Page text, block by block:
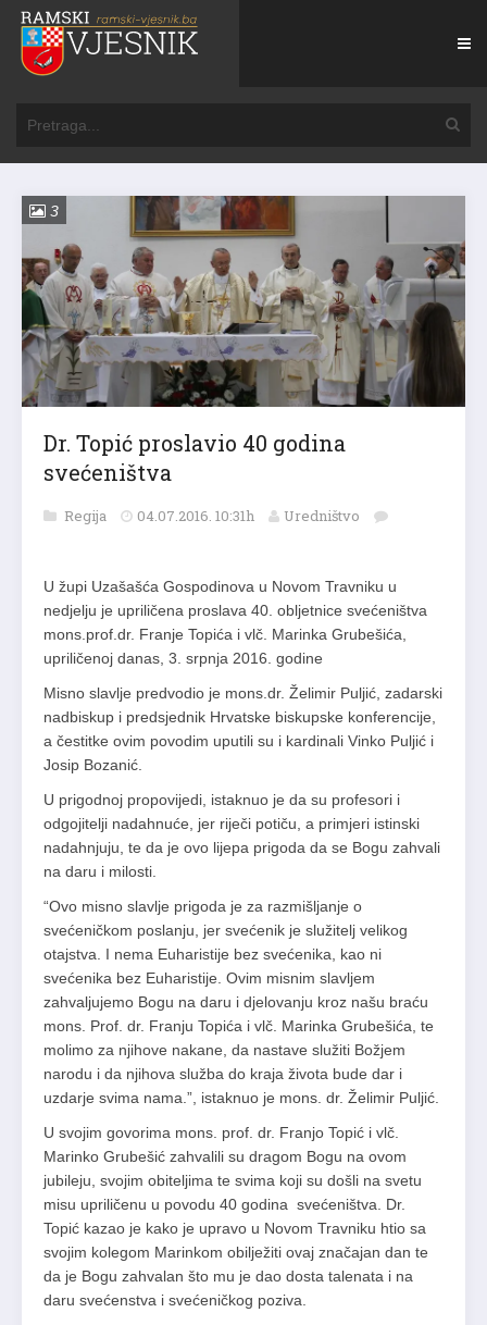
3
Dr. Topić proslavio 40 godina
svećeništva
Regija 04.07.2016. 10:31h Uredništvo
U župi Uzašašća Gospodinova u Novom Travniku u
nedjelju je upriličena proslava 40. obljetnice svećeništva
mons.prof.dr. Franje Topića i vlč. Marinka Grubešića,
upriličenoj danas, 3. srpnja 2016. godine
Misno slavlje predvodio je mons.dr. Želimir Puljić, zadarski
nadbiskup i predsjednik Hrvatske biskupske konferencije,
a čestitke ovim povodim uputili su i kardinali Vinko Puljić i
Josip Bozanić.
U prigodnoj propovijedi, istaknuo je da su profesori i
odgojitelji nadahnuće, jer riječi potiču, a primjeri istinski
nadahnjuju, te da je ovo lijepa prigoda da se Bogu zahvali
na daru i milosti.
“Ovo misno slavlje prigoda je za razmišljanje o
svećeničkom poslanju, jer svećenik je služitelj velikog
otajstva. I nema Euharistije bez svećenika, kao ni
svećenika bez Euharistije. Ovim misnim slavljem
zahvaljujemo Bogu na daru i djelovanju kroz našu braću
mons. Prof. dr. Franju Topića i vlč. Marinka Grubešića, te
molimo za njihove nakane, da nastave služiti Božjem
narodu i da njihova služba do kraja života bude dar i
uzdarje svima nama.”, istaknuo je mons. dr. Želimir Puljić.
U svojim govorima mons. prof. dr. Franjo Topić i vlč.
Marinko Grubešić zahvalili su dragom Bogu na ovom
jubileju, svojim obiteljima te svima koji su došli na svetu
misu upriličenu u povodu 40 godina svećeništva. Dr.
Topić kazao je kako je upravo u Novom Travniku htio sa
svojim kolegom Marinkom obilježiti ovaj značajan dan te
da je Bogu zahvalan što mu je dao dosta talenata i na
daru svećenstva i svećeničkog poziva.